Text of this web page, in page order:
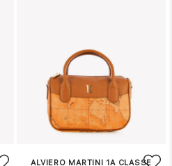
ALVIERO MARTINI 1A CLASSE